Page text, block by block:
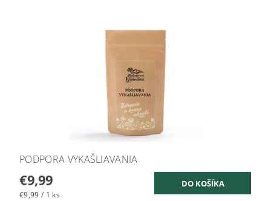
PODPORA VYKAŠLIAVANIA
€9,99
€9,99 / 1 ks